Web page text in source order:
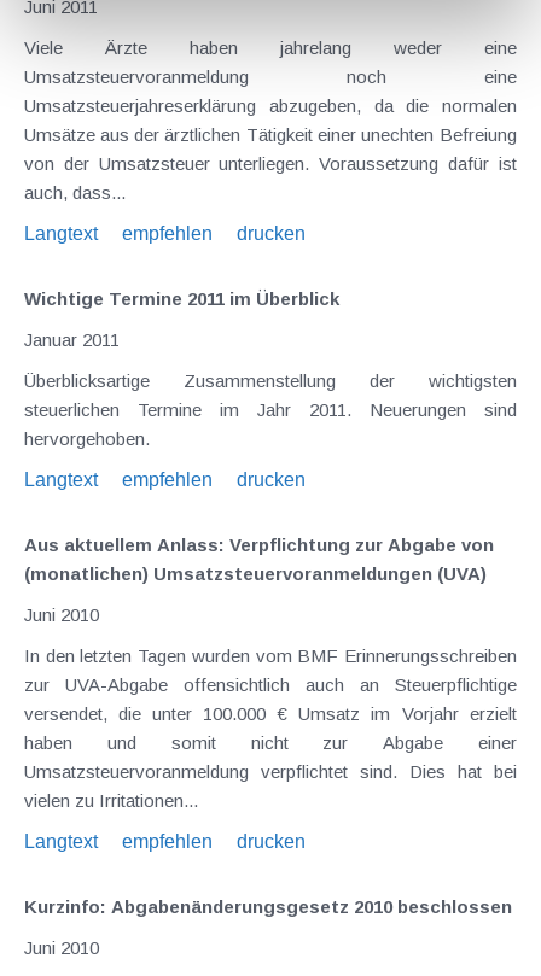
Juni 2011
Viele Ärzte haben jahrelang weder eine
Umsatzsteuervoranmeldung noch eine
Umsatzsteuerjahreserklärung abzugeben, da die normalen
Umsätze aus der ärztlichen Tätigkeit einer unechten Befreiung
von der Umsatzsteuer unterliegen. Voraussetzung dafür ist
auch, dass...
Langtext
empfehlen drucken
Wichtige Termine 2011 im Überblick
Januar 2011
Überblicksartige Zusammenstellung der wichtigsten
steuerlichen Termine im Jahr 2011. Neuerungen sind
hervorgehoben.
Langtext
empfehlen drucken
Aus aktuellem Anlass: Verpflichtung zur Abgabe von
(monatlichen) Umsatzsteuervoranmeldungen (UVA)
Juni 2010
In den letzten Tagen wurden vom BMF Erinnerungsschreiben
zur UVA-Abgabe offensichtlich auch an Steuerpflichtige
versendet, die unter 100.000 € Umsatz im Vorjahr erzielt
haben und somit nicht zur Abgabe einer
Umsatzsteuervoranmeldung verpflichtet sind. Dies hat bei
vielen zu Irritationen...
Langtext
empfehlen drucken
Kurzinfo: Abgabenänderungsgesetz 2010 beschlossen
Juni 2010